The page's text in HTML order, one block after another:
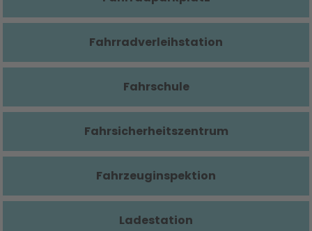
Fahrradverleihstation
Fahrschule
Fahrsicherheitszentrum
Fahrzeuginspektion
Ladestation